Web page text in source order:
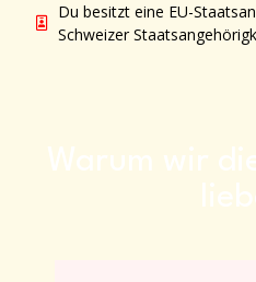
Du besitzt eine EU-
Schweizer
Warum wir